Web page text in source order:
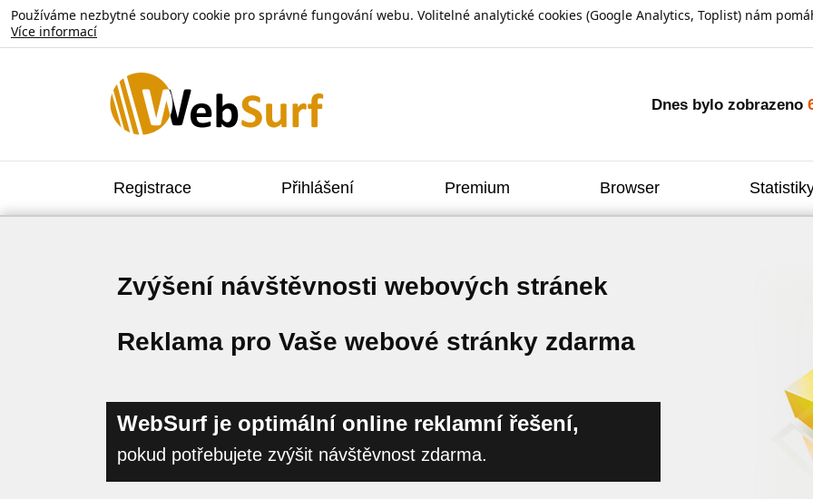
Používáme nezbytné soubory cookie pro správné fungování webu. Volitelné analytické cookies (Google Analytics, Toplist) nám
Více informací
Dnes bylo zobrazeno
Registrace Přihlášení Premium Browser
Zvýšení návštěvnosti webových stránek
Reklama pro Vaše webové stránky zdarma
WebSurf je optimální online reklamní řešení,
pokud potřebujete zvýšit návštěvnost zdarma.